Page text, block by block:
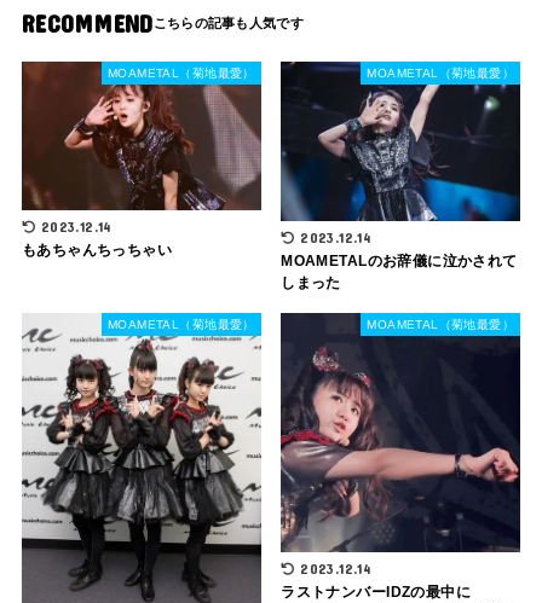
RECOMMEND
MOAMETAL（菊地最愛）
2023.12.14
もあちゃんちっちゃい
MOAMETAL（菊地最愛）
2023.12.14
MOAMETALのお辞儀に泣かされて
しまった
MOAMETAL（菊地最愛） MOAMETAL（菊地最愛）
2023.12.14
ラストナンバーIDZの最中に